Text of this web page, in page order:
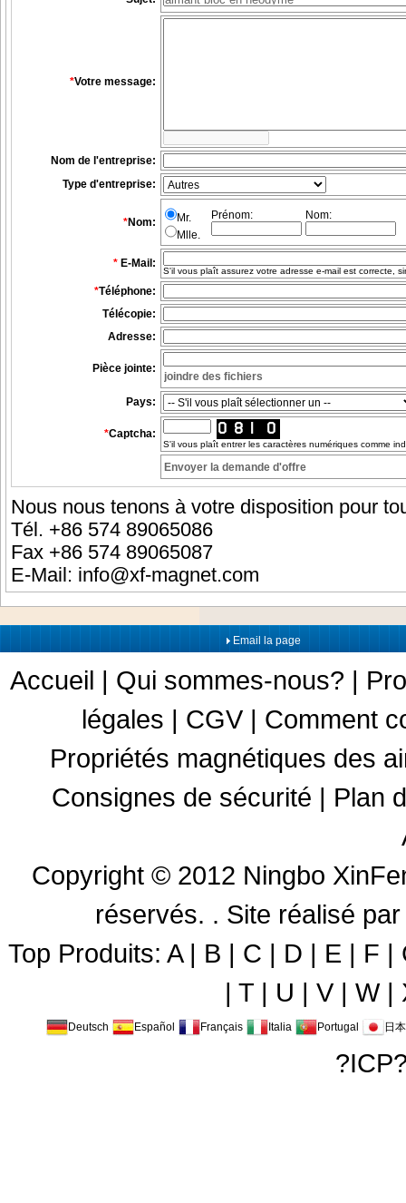
*Votre message:
Nom de l'entreprise:
Type d'entreprise:
*Nom:
Mr.
Mlle.
Prénom: Nom:
* E-Mail:
S'il vous plaît assurez votre adresse e-mail est correcte,
*Téléphone:
Télécopie:
Adresse:
Pièce jointe:
Pays:
*Captcha:
S'il vous plaît entrer les caractères numériques comme
Nous nous tenons à votre disposition pour
Tél. +86 574 89065086
Fax +86 574 89065087
E-Mail: info@xf-magnet.com
Email la page
Accueil | Qui sommes-nous? |
légales | CGV | Comment
Propriétés magnétiques des
Consignes de sécurité | Plan
Copyright © 2012 Ningbo
réservés. . Site réalisé
Top Produits: A| B | C | D | E | F |
| T| U | V| W|
Deutsch Español Français Italia Portugal 日